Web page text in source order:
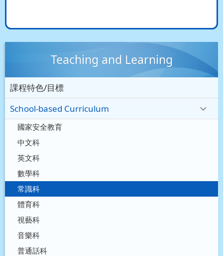
Teaching and Learning
課程特色/目標
School-based Curriculum
國家安全教育
中文科
英文科
數學科
常識科
體育科
視藝科
音樂科
普通話科